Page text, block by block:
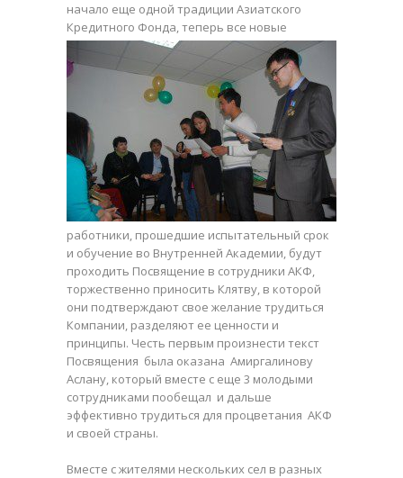
начало еще одной традиции Азиатского
Кредитного Фонда, теперь все новые
работники, прошедшие испытательный срок
и обучение во Внутренней Академии, будут
проходить Посвящение в сотрудники АКФ,
торжественно приносить Клятву, в которой
они подтверждают свое желание трудиться
Компании, разделяют ее ценности и
принципы. Честь первым произнести текст
Посвящения была оказана Амиргалинову
Аслану, который вместе с еще 3 молодыми
сотрудниками пообещал и дальше
эффективно трудиться для процветания АКФ
и своей страны.
Вместе с жителями нескольких сел в разных